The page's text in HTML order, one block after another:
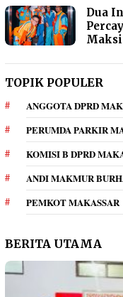
Dua
TOPIK POPULER
ANGGOTA DPRD
PERUMDA PARKIR
KOMISI B DPRD
ANDI MAKMUR
PEMKOT MAKASSAR
BERITA UTAMA